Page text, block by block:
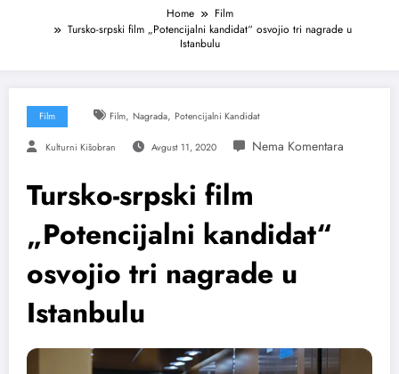
Home
Film
Tursko-srpski film „Potencijalni kandidat“ osvojio tri nagrade u
Istanbulu
Film Film, Nagrada, Potencijalni Kandidat
Kulturni Kišobran Avgust 11, 2020
Tursko-srpski film
„Potencijalni kandidat“
osvojio tri nagrade u
Istanbulu